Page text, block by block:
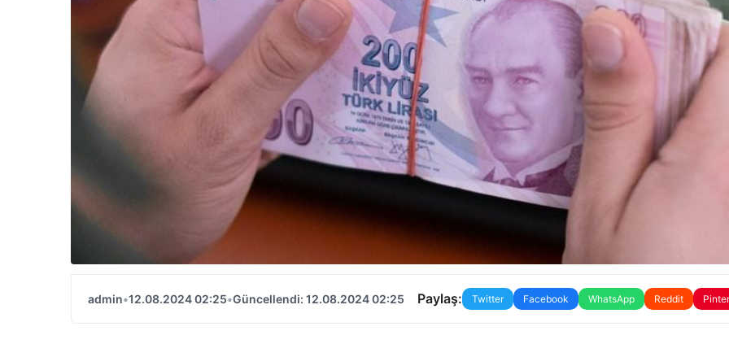
admin•12.08.2024 02:25•Güncellendi: 12.08.2024 02:25 Paylaş: Twitter Facebook WhatsApp Reddit